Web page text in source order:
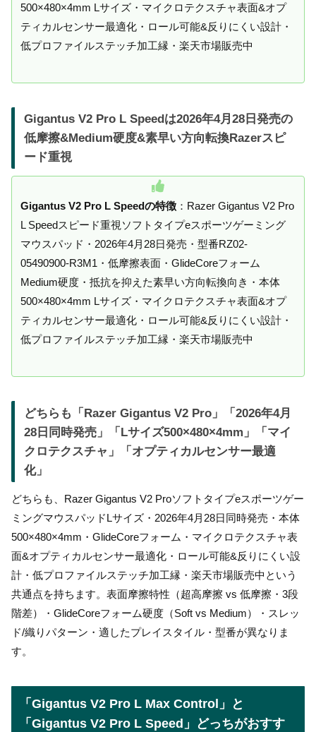
500×480×4mm Lサイズ・マイクロテクスチャ表面&オプ
ティカルセンサー最適化・ロール可能&反りにくい設計・
低プロファイルステッチ加工縁・楽天市場販売中
Gigantus V2 Pro L Speedは2026年4月28日発売の
低摩擦&Medium硬度&素早い方向転換Razerスピ
ード重視
Gigantus V2 Pro L Speedの特徴 ：Razer Gigantus V2 Pro
L Speedスピード重視ソフトタイプeスポーツゲーミング
マウスパッド・2026年4月28日発売・型番RZ02-
05490900-R3M1・低摩擦表面・GlideCoreフォーム
Medium硬度・抵抗を抑えた素早い方向転換向き・本体
500×480×4mm Lサイズ・マイクロテクスチャ表面&オプ
ティカルセンサー最適化・ロール可能&反りにくい設計・
低プロファイルステッチ加工縁・楽天市場販売中
どちらも「Razer Gigantus V2 Pro」「2026年4月
28日同時発売」「Lサイズ500×480×4mm」「マイ
クロテクスチャ」「オプティカルセンサー最適
化」
どちらも、Razer Gigantus V2 Proソフトタイプeスポーツゲー
ミングマウスパッドLサイズ・2026年4月28日同時発売・本体
500×480×4mm・GlideCoreフォーム・マイクロテクスチャ表
面&オプティカルセンサー最適化・ロール可能&反りにくい設
計・低プロファイルステッチ加工縁・楽天市場販売中という
共通点を持ちます。表面摩擦特性（超高摩擦 vs 低摩擦・3段
階差）・GlideCoreフォーム硬度（Soft vs Medium）・スレッ
ド/織りパターン・適したプレイスタイル・型番が異なりま
す。
「Gigantus V2 Pro L Max Control」と
「Gigantus V2 Pro L Speed」どっちがおすす